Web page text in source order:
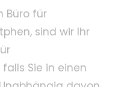
Büro für
sind wir Ihr
Sie in einen